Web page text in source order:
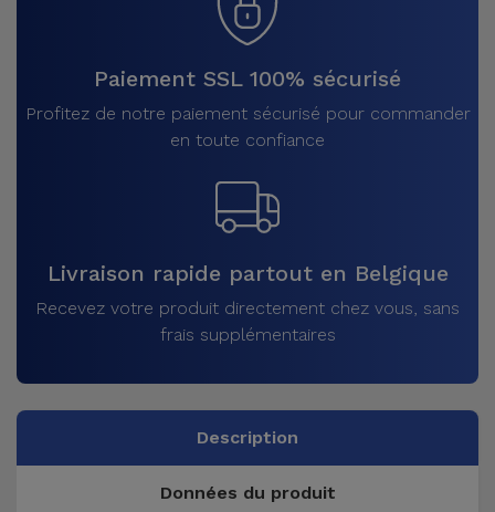
Paiement SSL 100% sécurisé
Profitez de notre paiement sécurisé pour commander
en toute confiance
Livraison rapide partout en Belgique
Recevez votre produit directement chez vous, sans
frais supplémentaires
Description
Données du produit